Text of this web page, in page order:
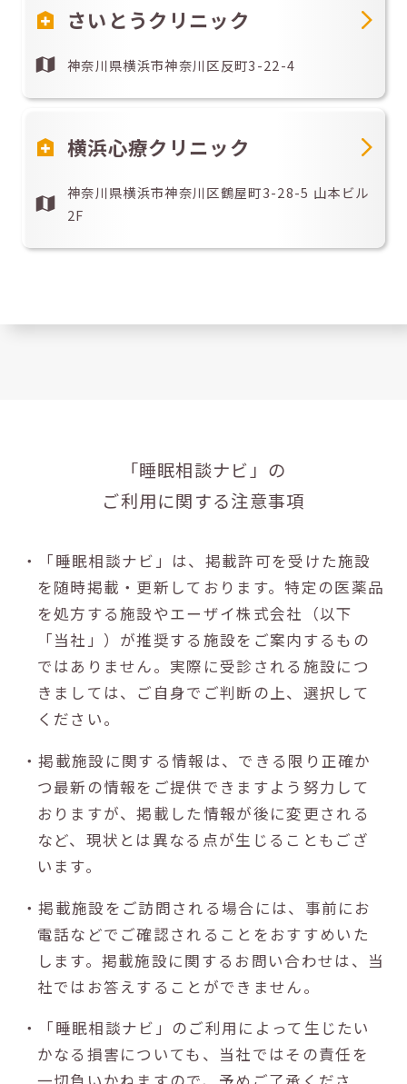
さいとうクリニック
神奈川県横浜市神奈川区反町3-22-4
横浜心療クリニック
神奈川県横浜市神奈川区鶴屋町3-28-5 山本ビル
2F
「睡眠相談ナビ」の
ご利用に関する注意事項
・「睡眠相談ナビ」は、掲載許可を受けた施設
を随時掲載・更新しております。特定の医薬品
を処方する施設やエーザイ株式会社（以下
「当社」）が推奨する施設をご案内するもの
ではありません。実際に受診される施設につ
きましては、ご自身でご判断の上、選択して
ください。
・掲載施設に関する情報は、できる限り正確か
つ最新の情報をご提供できますよう努力して
おりますが、掲載した情報が後に変更される
など、現状とは異なる点が生じることもござ
います。
・掲載施設をご訪問される場合には、事前にお
電話などでご確認されることをおすすめいた
します。掲載施設に関するお問い合わせは、当
社ではお答えすることができません。
・「睡眠相談ナビ」のご利用によって生じたい
かなる損害についても、当社ではその責任を